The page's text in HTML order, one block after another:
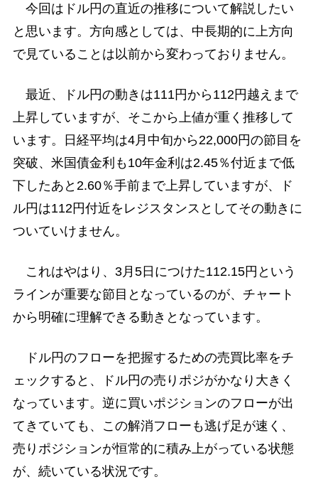
今回はドル円の直近の推移について解説したい
と思います。方向感としては、中長期的に上方向
で見ていることは以前から変わっておりません。
最近、ドル円の動きは111円から112円越えまで
上昇していますが、そこから上値が重く推移して
います。日経平均は4月中旬から22,000円の節目を
突破、米国債金利も10年金利は2.45％付近まで低
下したあと2.60％手前まで上昇していますが、ド
ル円は112円付近をレジスタンスとしてその動きに
ついていけません。
これはやはり、3月5日につけた112.15円という
ラインが重要な節目となっているのが、チャート
から明確に理解できる動きとなっています。
ドル円のフローを把握するための売買比率をチ
ェックすると、ドル円の売りポジがかなり大きく
なっています。逆に買いポジションのフローが出
てきていても、この解消フローも逃げ足が速く、
売りポジションが恒常的に積み上がっている状態
が、続いている状況です。